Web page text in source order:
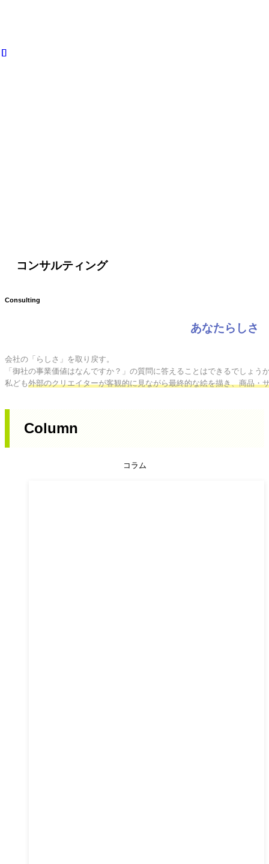
コンサルティング
Consulting
あなたらしさ
会社の「らしさ」を取り戻す。
「御社の事業価値はなんですか？」の質問に答えることはできるでしょう
私ども外部のクリエイターが客観的に見ながら最終的な絵を描き、商品・
Column
コラム